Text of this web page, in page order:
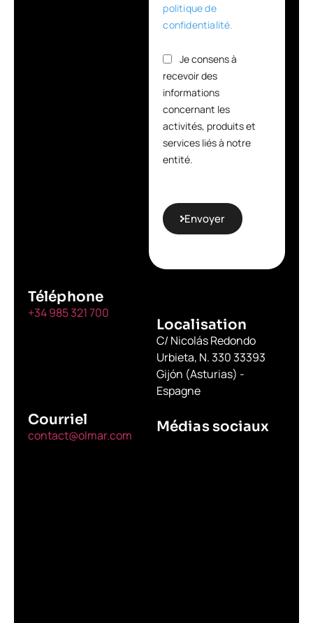
Téléphone
+34 985 321 700
Localisation
C/ Nicolás Redondo
Urbieta, N. 330 33393
Gijón (Asturias) -
Espagne
Courriel
contact@olmar.com Médias sociaux
politique de
confidentialité.
Je consens à
recevoir des
informations
concernant les
activités, produits et
services liés à notre
entité.
Envoyer